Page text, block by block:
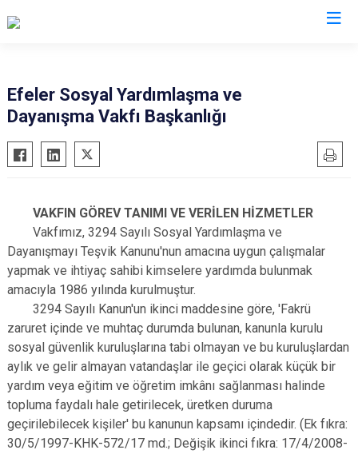
Bozdoğan
Buharkent
Germencik
İncirliova
Karacasu
Karpuzlu
Koçarlı
Köşk
Söke
Sultanhisar
Yenipazar
Efeler
Efeler Sosyal Yardımlaşma ve
Dayanışma Vakfı Başkanlığı
VAKFIN GÖREV TANIMI VE VERİLEN HİZMETLER
Vakfımız, 3294 Sayılı Sosyal Yardımlaşma ve
Dayanışmayı Teşvik Kanunu'nun amacına uygun çalışmalar
yapmak ve ihtiyaç sahibi kimselere yardımda bulunmak
amacıyla 1986 yılında kurulmuştur.
3294 Sayılı Kanun'un ikinci maddesine göre, 'Fakrü
zaruret içinde ve muhtaç durumda bulunan, kanunla kurulu
sosyal güvenlik kuruluşlarına tabi olmayan ve bu kuruluşlardan
aylık ve gelir almayan vatandaşlar ile geçici olarak küçük bir
yardım veya eğitim ve öğretim imkânı sağlanması halinde
topluma faydalı hale getirilecek, üretken duruma
geçirilebilecek kişiler' bu kanunun kapsamı içindedir. (Ek fıkra:
30/5/1997-KHK-572/17 md.; Değişik ikinci fıkra: 17/4/2008-